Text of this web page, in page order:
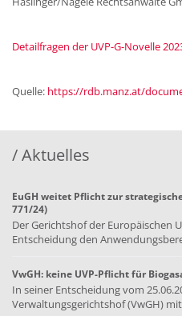
Detailfragen der UVP-G-Novelle
Quelle: https://rdb.manz.at/
/ Aktuelles
EuGH weitet Pflicht zur
771/24)
Der Gerichtshof der Europäischen
Entscheidung den
VwGH: keine UVP-Pflicht für
In seiner Entscheidung vom
Verwaltungsgerichtshof (VwGH)